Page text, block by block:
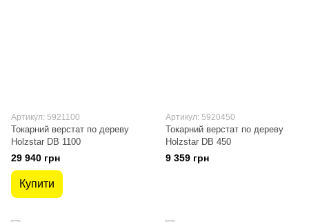
Артикул: 5921100
Токарний верстат по дереву
Holzstar DB 1100
29 940 грн
Купити
Артикул: 5920450
Токарний верстат по дереву
Holzstar DB 450
9 359 грн